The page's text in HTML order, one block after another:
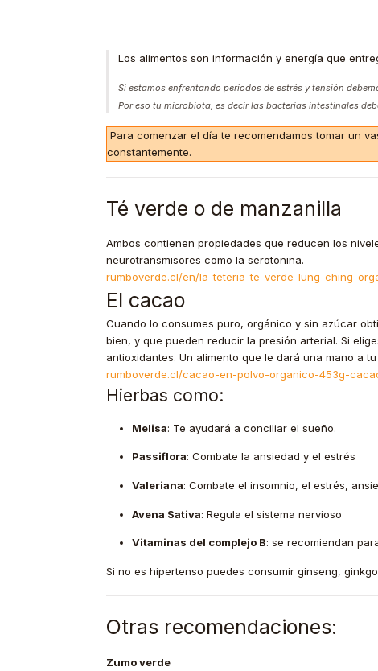
Los alimentos son información y energía que
Si estamos enfrentando períodos de estrés y tensión
Por eso tu microbiota, es decir las bacterias intestinales
Para comenzar el día te recomendamos tomar un
constantemente.
Té verde o de manzanilla
Ambos contienen propiedades que reducen los
neurotransmisores como la serotonina.
rumboverde.cl/en/la-teteria-te-verde-lung-ching-
El cacao
Cuando lo consumes puro, orgánico y sin azúcar
bien, y que pueden reducir la presión arterial. Si
antioxidantes. Un alimento que le dará una mano a
rumboverde.cl/cacao-en-polvo-organico-453g-
Hierbas como:
Melisa: Te ayudará a conciliar el sueño.
Passiflora: Combate la ansiedad y el estrés
Valeriana: Combate el insomnio, el estrés,
Avena Sativa: Regula el sistema nervioso
Vitaminas del complejo B: se recomiendan
Si no es hipertenso puedes consumir ginseng,
Otras recomendaciones:
Zumo verde